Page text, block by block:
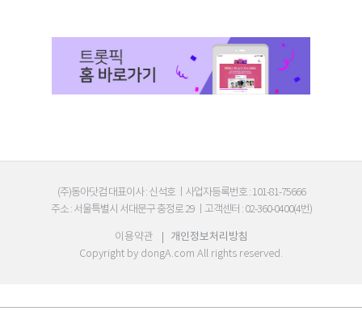
(주)동아닷컴 대표이사 : 신석호
사업자등록번호 : 101-81-75666
주소 : 서울특별시 서대문구 충정로 29
고객센터 : 02-360-0400(4번)
이용약관
| 개인정보처리방침
Copyright by dongA.com All rights reserved.